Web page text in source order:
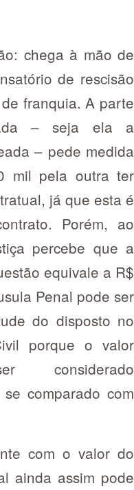
chega à mão de
de rescisão
franquia. A parte
– seja ela a
– pede medida
mil pela outra ter
já que esta é
Porém, ao
percebe que a
equivale a R$
Penal pode ser
do disposto no
porque o valor
considerado
comparado com
com o valor do
ainda assim pode